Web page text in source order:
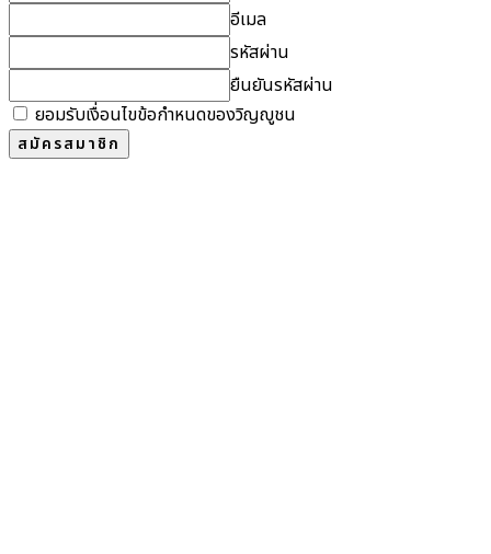
อีเมล
รหัสผ่าน
ยืนยันรหัสผ่าน
ยอมรับเงื่อนไขข้อกำหนดของวิญญูชน